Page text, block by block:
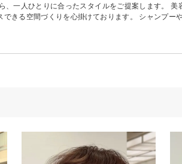
、一人ひとりに合ったスタイルをご提案します。 美
きる空間づくりを心掛けております。 シャンプー